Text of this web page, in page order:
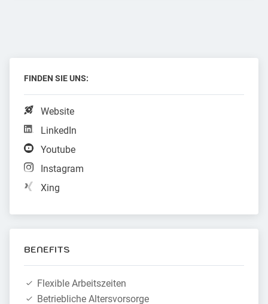
FINDEN SIE UNS:
Website
LinkedIn
Youtube
Instagram
Xing
BENEFITS
Flexible Arbeitszeiten
Betriebliche Altersvorsorge